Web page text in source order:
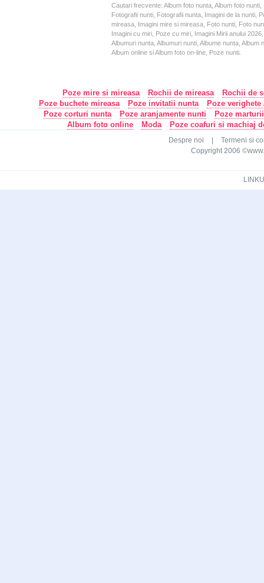
Cautari frecvente: Album foto nunta, Album foto
Fotografii nunti, Fotografii nunta, Imagini de la nunti,
mireasa, Imagini mire si mireasa, Foto nunti, Foto
Imagini cu miri, Poze cu miri, Imagini Mirii anului
Albumuri nunta, Albumuri nunti, Albume nunta,
Album online si Album foto on-line, Poze nunti.
Poze mire si mireasa Rochii de mireasa
Rochii de
Poze buchete mireasa
Poze invitatii nunta
Poze
Poze corturi nunta
Poze aranjamente nunti
Poze
Album foto online
Moda Poze coafuri si machiaj
Despre noi
Termeni si
Copyright 2006